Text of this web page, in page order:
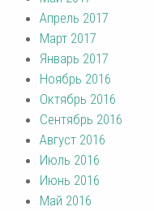
Апрель 2017
Март 2017
Январь 2017
Ноябрь 2016
Октябрь 2016
Сентябрь 2016
Август 2016
Июль 2016
Июнь 2016
Май 2016